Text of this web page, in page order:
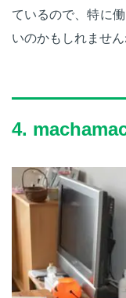
ているので、特に
いのかもしれません
4.